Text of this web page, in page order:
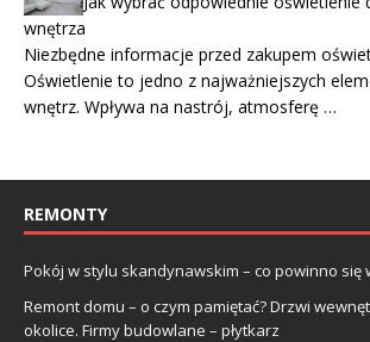
wnętrza
Niezbędne informacje przed zakupem
Oświetlenie to jedno z najważniejszych
wnętrz. Wpływa na nastrój, atmosferę …
REMONTY
Pokój w stylu skandynawskim – co powinno się
Remont domu – o czym pamiętać? Drzwi
okolice. Firmy budowlane – płytkarz